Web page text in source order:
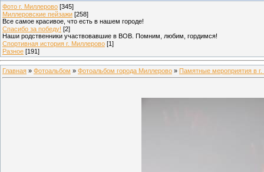
Фото г. Миллерово [345]
Миллеровские пейзажи [258]
Все самое красивое, что есть в нашем городе!
Спасибо за победу! [2]
Наши родственники участвовавшие в ВОВ. Помним, любим, гордимся!
Спортивная история г. Миллерово [1]
Разное [191]
Главная » Фотоальбом » Фотоальбом города Миллерово » Памятные мероприятия в